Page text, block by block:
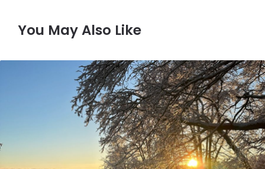
You May Also Like